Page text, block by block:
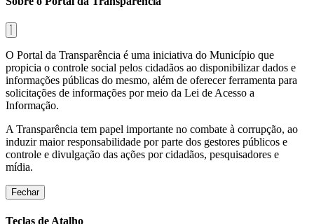
O Portal da Transparência é uma iniciativa do Município que
propicia o controle social pelos cidadãos ao disponibilizar dados e
informações públicas do mesmo, além de oferecer ferramenta para
solicitações de informações por meio da Lei de Acesso a
Informação.
A Transparência tem papel importante no combate à corrupção, ao
induzir maior responsabilidade por parte dos gestores públicos e
controle e divulgação das ações por cidadãos, pesquisadores e
mídia.
Fechar
Teclas de Atalho